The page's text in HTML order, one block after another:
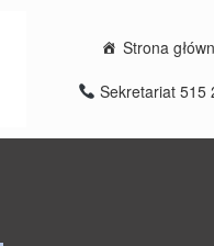
Strona
Sekretariat 515